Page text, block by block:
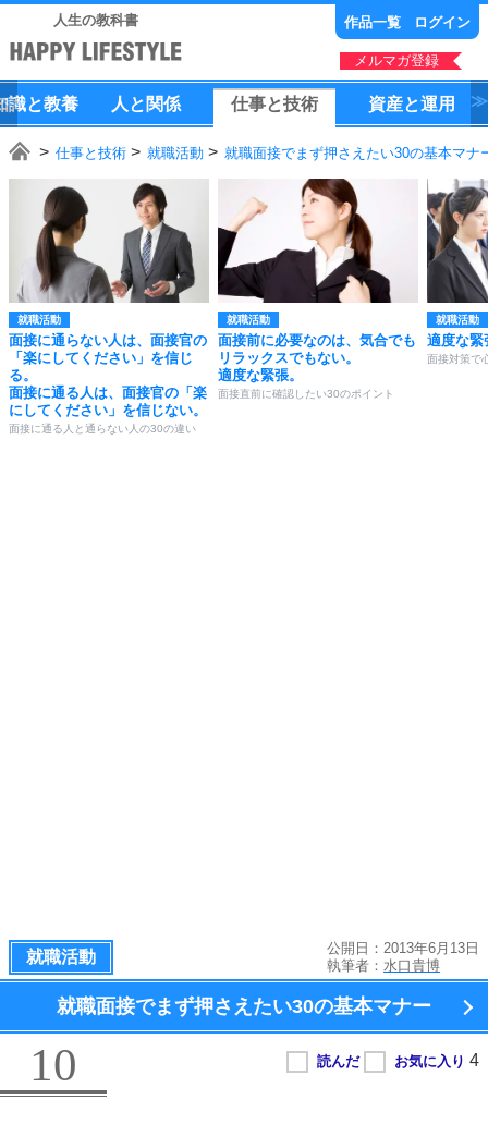
人生の教科書 作品一覧 ログイン
メルマガ登録
識と教養 人 と 関係 仕事と技術 資産と運用
仕事と技術 就職活動 就職面接でまず押さえたい30の基本マナ
就職活動
面接に通らない人は、面接官の
「楽にしてください」を信じ
る。
面接に通る人は、面接官の「楽
にしてください」を信じない。
面接に通る人と通らない人の30の違い
就職活動
面接前に必要なのは、気合でも
リラックスでもない。
適度な緊張。
面接直前に確認したい30のポイント
就職活動
適度な緊
面接対策で
就職活動
公開日：2013年6月13日
執筆者： 水口貴博
就職面接でまず押さえたい30の基本マナー
10